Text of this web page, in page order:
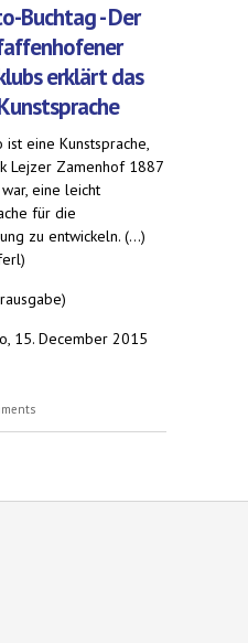
Buchtag - Der
erklärt das
ist eine Kunstsprache,
Lejzer Zamenhof 1887
eine leicht
für die
zu entwickeln. (...)
15. December 2015
ein Erfolgserlebnis"